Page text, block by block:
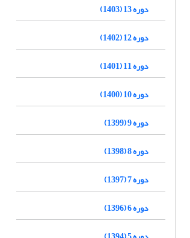
دوره 13 (1403)
دوره 12 (1402)
دوره 11 (1401)
دوره 10 (1400)
دوره 9 (1399)
دوره 8 (1398)
دوره 7 (1397)
دوره 6 (1396)